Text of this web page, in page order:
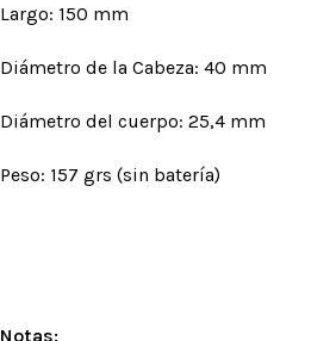
Largo: 150 mm
Diámetro de la Cabeza: 40 mm
Diámetro del cuerpo: 25,4 mm
Peso: 157 grs (sin batería)
Notas: